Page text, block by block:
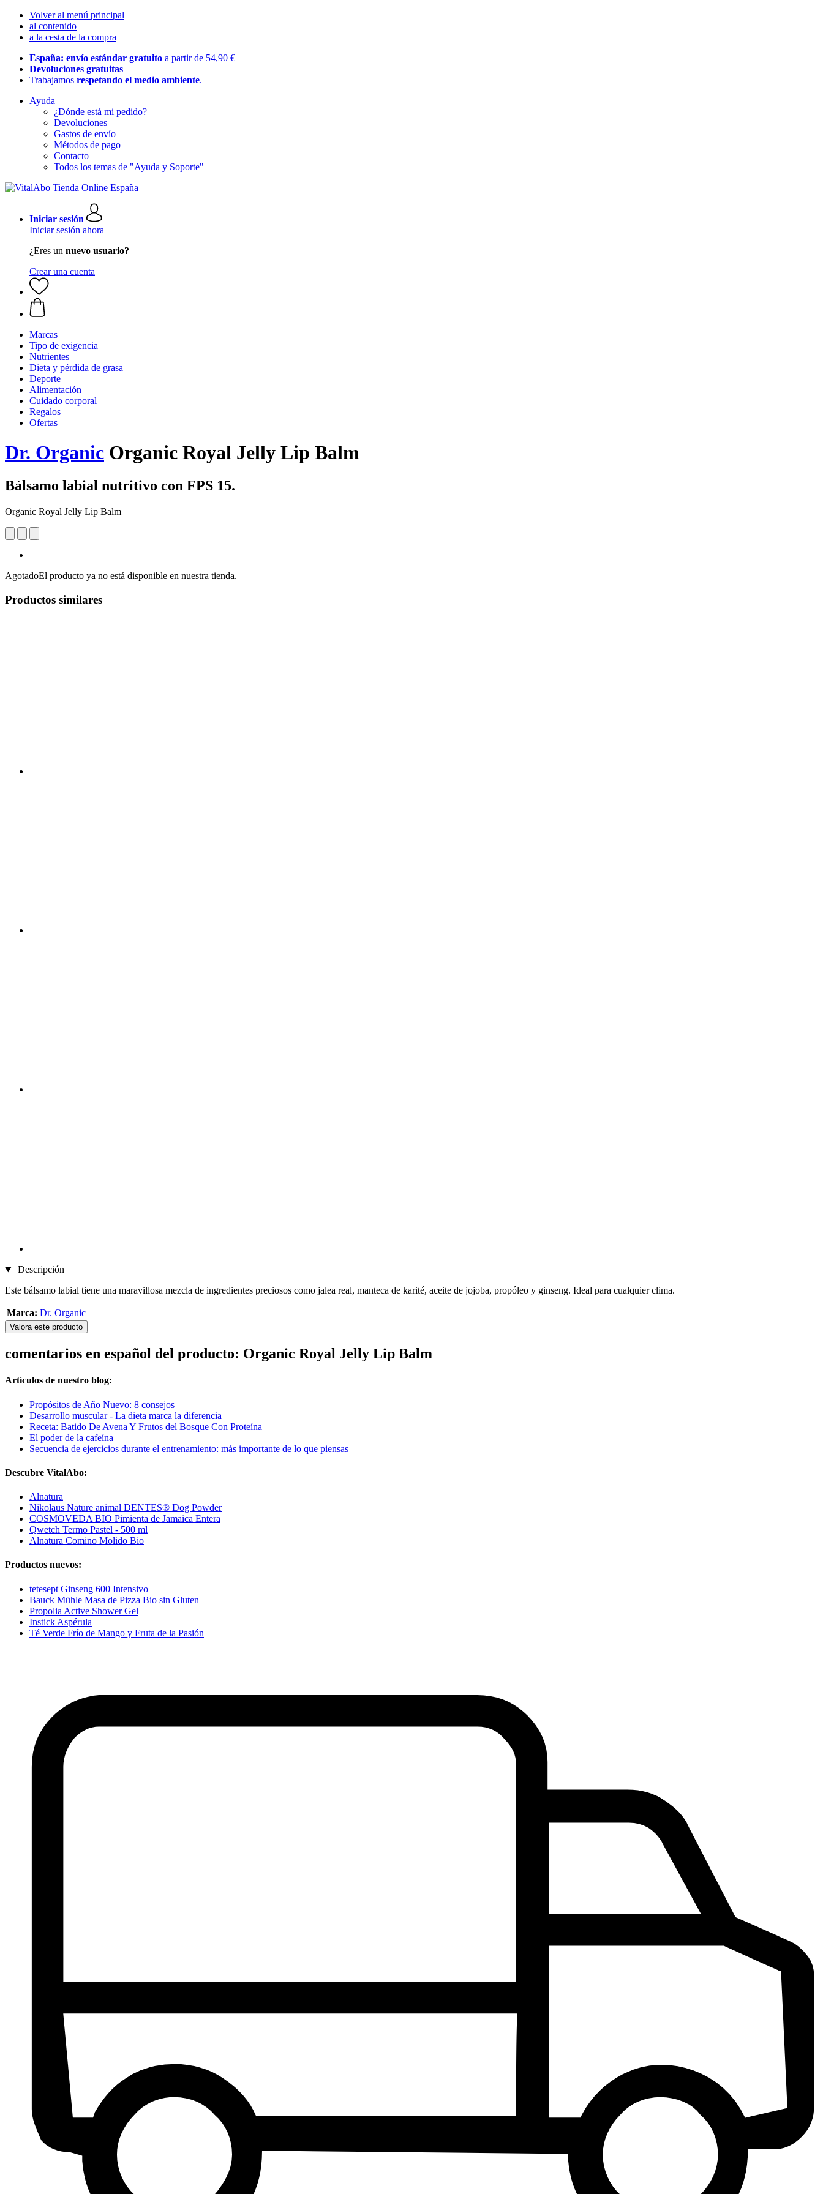
Volver al menú principal
al contenido
a la cesta de la compra
España: envío estándar gratuito a partir de 54,90 €
Devoluciones gratuitas
Trabajamos respetando el medio ambiente.
Ayuda
¿Dónde está mi pedido?
Devoluciones
Gastos de envío
Métodos de pago
Contacto
Todos los temas de "Ayuda y Soporte"
Iniciar sesión
Iniciar sesión ahora
¿Eres un nuevo usuario?
Crear una cuenta
Marcas
Tipo de exigencia
Nutrientes
Dieta y pérdida de grasa
Deporte
Alimentación
Cuidado corporal
Regalos
Ofertas
Dr. Organic Organic Royal Jelly Lip Balm
Bálsamo labial nutritivo con FPS 15.
Organic Royal Jelly Lip Balm
AgotadoEl producto ya no está disponible en nuestra tienda.
Productos similares
Descripción
Este bálsamo labial tiene una maravillosa mezcla de ingredientes preciosos como jalea real, manteca de karité, aceite de jojoba, propóleo y ginseng. Ideal para cualquier clima.
Marca: Dr. Organic
Valora este producto
comentarios en español del producto: Organic Royal Jelly Lip Balm
Artículos de nuestro blog:
Propósitos de Año Nuevo: 8 consejos
Desarrollo muscular - La dieta marca la diferencia
Receta: Batido De Avena Y Frutos del Bosque Con Proteína
El poder de la cafeína
Secuencia de ejercicios durante el entrenamiento: más importante de lo que piensas
Descubre VitalAbo:
Alnatura
Nikolaus Nature animal DENTES® Dog Powder
COSMOVEDA BIO Pimienta de Jamaica Entera
Qwetch Termo Pastel - 500 ml
Alnatura Comino Molido Bio
Productos nuevos:
tetesept Ginseng 600 Intensivo
Bauck Mühle Masa de Pizza Bio sin Gluten
Propolia Active Shower Gel
Instick Aspérula
Té Verde Frío de Mango y Fruta de la Pasión